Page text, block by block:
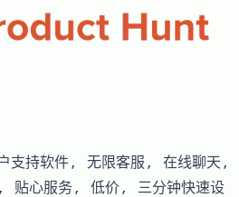
支持软件, 无限客服, 在线聊天,
贴心服务, 低价, 三分钟快速设